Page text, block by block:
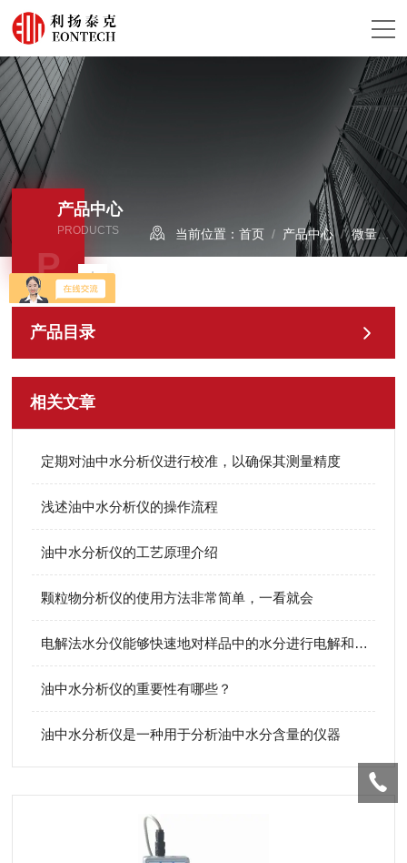
产品中心
PRODUCTS
P
当前位置：首页 / 产品中心/微量水分析仪/露点仪
产品目录
相关文章
定期对油中水分析仪进行校准，以确保其测量精度
浅述油中水分析仪的操作流程
油中水分析仪的工艺原理介绍
颗粒物分析仪的使用方法非常简单，一看就会
电解法水分仪能够快速地对样品中的水分进行电解和测量
油中水分析仪的重要性有哪些？
油中水分析仪是一种用于分析油中水分含量的仪器